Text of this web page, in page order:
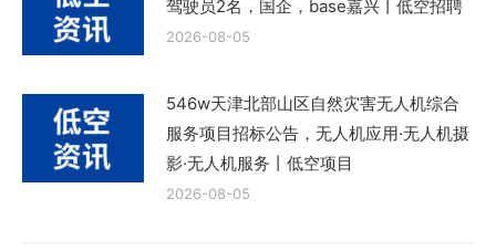
驾驶员2名，国企，base嘉兴丨低空招聘
2026-08-05
546w天津北部山区自然灾害无人机综合
服务项目招标公告，无人机应用·无人机摄
影·无人机服务丨低空项目
2026-08-05